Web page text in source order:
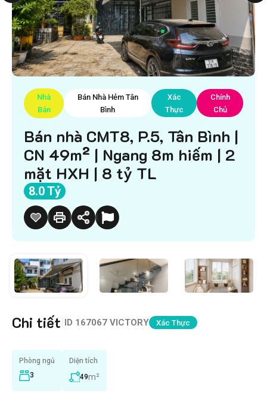
Nhà
Bán
Bán Nhà Hẻm Tân
Bình
Xác
Thực
Chính
Chủ
Bán nhà CMT8, P.5, Tân Bình |
CN 49m² | Ngang 8m hiếm | 2
mặt HXH | 8 tỷ TL
8.0 Tỷ
Chi tiết ID 167067 VICTORY Xác Thực
Phòng ngủ
3
Diện tích
49m²